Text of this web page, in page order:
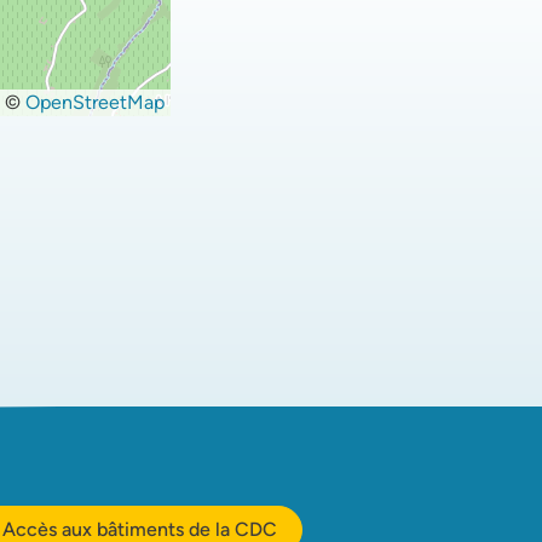
© OpenStreetMap
Accès aux bâtiments de la CDC